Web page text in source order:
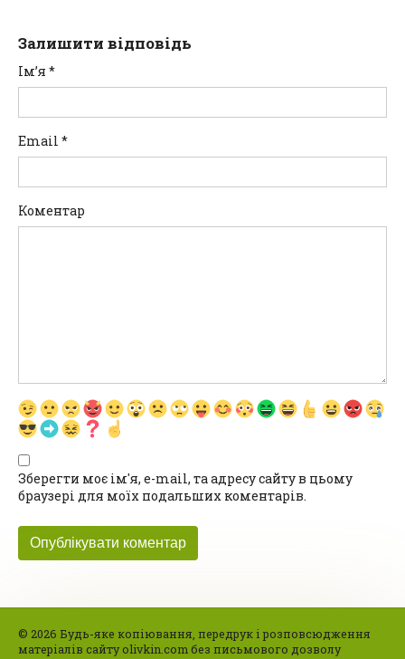
Залишити відповідь
Ім’я *
Email *
Коментар
Зберегти моє ім'я, e-mail, та адресу сайту в цьому
браузері для моїх подальших коментарів.
© 2026 Будь-яке копіювання, передрук і розповсюдження
матеріалів сайту olivkin.com без письмового дозволу